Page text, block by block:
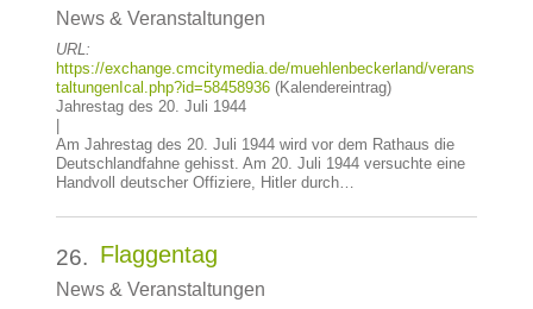
News & Veranstaltungen
URL:
https://exchange.cmcitymedia.de/muehlenbeckerland/verans
taltungenIcal.php?id=58458936(Kalendereintrag)
Jahrestag des 20. Juli 1944
Am Jahrestag des 20. Juli 1944 wird vor dem Rathaus die
Deutschlandfahne gehisst. Am 20. Juli 1944 versuchte eine
Handvoll deutscher Offiziere, Hitler durch…
26. Flaggentag
News & Veranstaltungen